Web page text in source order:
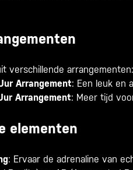
verschillende arrangementen:
Arrangement: Een leuk en
Arrangement: Meer tijd
elementen
: Ervaar de adrenaline van